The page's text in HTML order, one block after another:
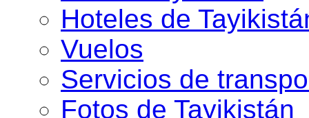
Hoteles de
Vuelos
Servicios de
Fotos de Tayikistán